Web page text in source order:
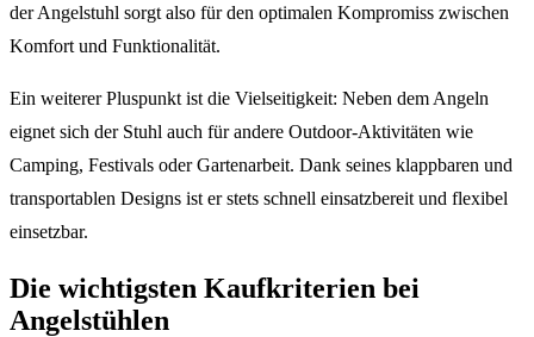
der Angelstuhl sorgt also für den optimalen Kompromiss zwischen
Komfort und Funktionalität.
Ein weiterer Pluspunkt ist die Vielseitigkeit: Neben dem Angeln
eignet sich der Stuhl auch für andere Outdoor-Aktivitäten wie
Camping, Festivals oder Gartenarbeit. Dank seines klappbaren und
transportablen Designs ist er stets schnell einsatzbereit und flexibel
einsetzbar.
Die wichtigsten Kaufkriterien bei
Angelstühlen